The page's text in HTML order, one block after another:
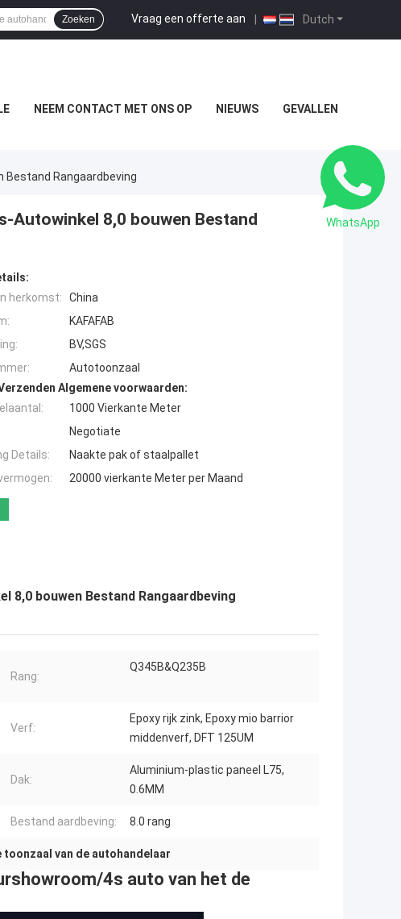
Dutch
Vraag een offerte aan |
Zoeken
NEEM CONTACT MET ONS OP NIEUWS GEVALLEN
Bestand Rangaardbeving
Autowinkel 8,0 bouwen Bestand
herkomst:
China
KAFAFAB
BV,SGS
Autotoonzaal
Algemene voorwaarden:
1000 Vierkante Meter
Negotiate
Details:
Naakte pak of staalpallet
20000 vierkante Meter per Maand
8,0 bouwen Bestand Rangaardbeving
Rang:
Q345B&Q235B
Verf:
Epoxy rijk zink, Epoxy mio barrior
middenverf, DFT 125UM
Dak:
Aluminium-plastic paneel L75,
0.6MM
Bestand aardbeving: 8.0 rang
toonzaal van de autohandelaar
4s auto van het de
WhatsApp